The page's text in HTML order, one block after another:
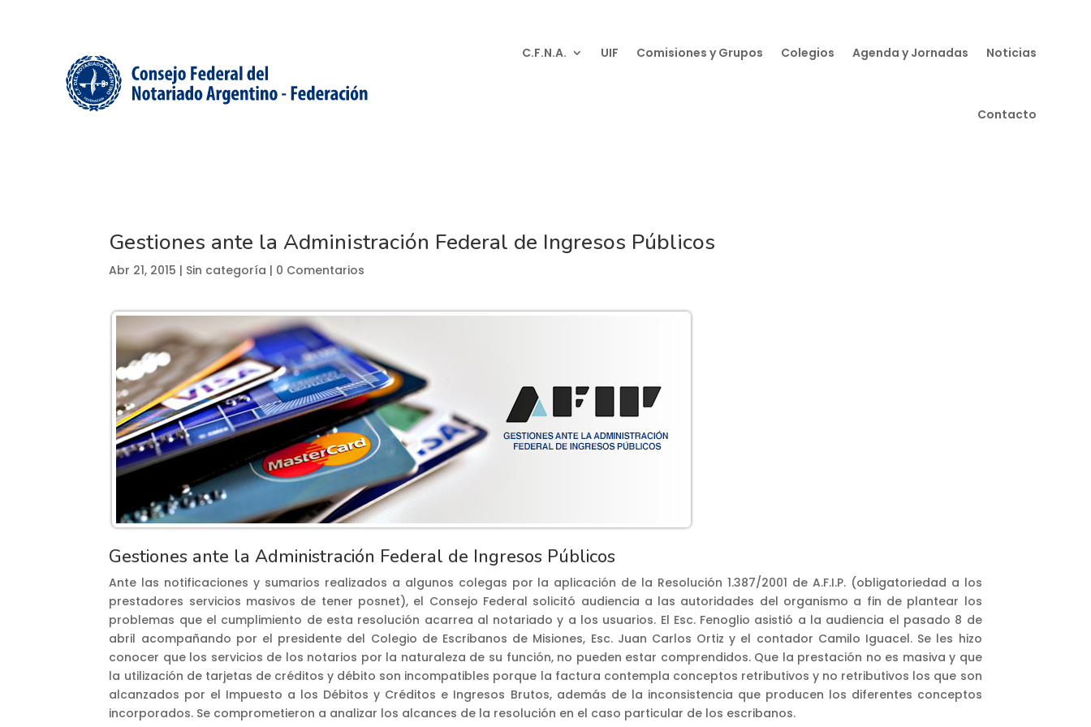
C.F.N.A. UIF Comisiones y Grupos Colegios Agenda y Jornadas Noticias
Contacto
Gestiones ante la Administración Federal de Ingresos Públicos
Abr 21, 2015 | Sin categoría | 0 Comentarios
Gestiones ante la Administración Federal de Ingresos Públicos
Ante las notificaciones y sumarios realizados a algunos colegas por la aplicación de la Resolución 1.387/2001 de A.F.I.P. (obligatoriedad a los
prestadores servicios masivos de tener posnet), el Consejo Federal solicitó audiencia a las autoridades del organismo a fin de plantear los
problemas que el cumplimiento de esta resolución acarrea al notariado y a los usuarios. El Esc. Fenoglio asistió a la audiencia el pasado 8 de
abril acompañando por el presidente del Colegio de Escribanos de Misiones, Esc. Juan Carlos Ortiz y el contador Camilo Iguacel. Se les hizo
conocer que los servicios de los notarios por la naturaleza de su función, no pueden estar comprendidos. Que la prestación no es masiva y que
la utilización de tarjetas de créditos y débito son incompatibles porque la factura contempla conceptos retributivos y no retributivos los que son
alcanzados por el Impuesto a los Débitos y Créditos e Ingresos Brutos, además de la inconsistencia que producen los diferentes conceptos
incorporados. Se comprometieron a analizar los alcances de la resolución en el caso particular de los escribanos.